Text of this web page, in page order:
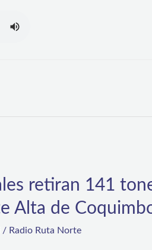
retiran 141
Alta de
/ Radio Ruta Norte